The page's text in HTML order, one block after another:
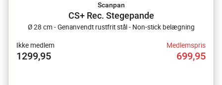
Scanpan
CS+ Rec. Stegepande
Ø 28 cm - Genanvendt rustfrit stål - Non-stick belægning
Ikke medlem
1299,95
Medlemspris
699,95